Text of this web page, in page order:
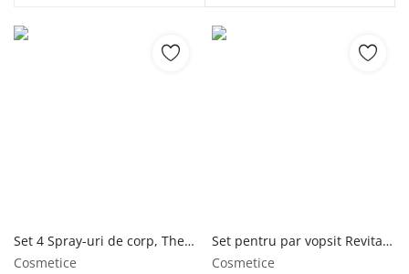
Set 4 Spray-uri de corp, The Best Of Mist, Victoria's Secret, 4x75 ml Victoria's Secret
Cosmetice
Set pentru par vopsit Revital Christmas 2025 Glynt (Sampon 250 ml, Masca 200 ml) Glynt
Cosmetice